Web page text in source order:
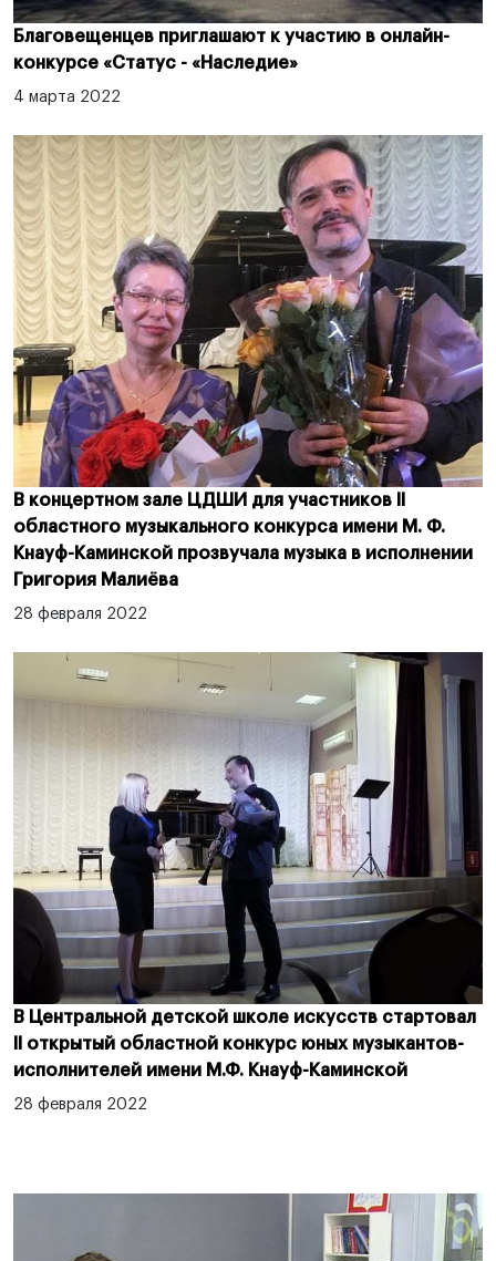
Благовещенцев приглашают к участию в онлайн-
конкурсе «Статус - «Наследие»
4 марта 2022
В концертном зале ЦДШИ для участников II
областного музыкального конкурса имени М. Ф.
Кнауф-Каминской прозвучала музыка в исполнении
Григория Малиёва
28 февраля 2022
В Центральной детской школе искусств стартовал
II открытый областной конкурс юных музыкантов-
исполнителей имени М.Ф. Кнауф-Каминской ⠀
28 февраля 2022